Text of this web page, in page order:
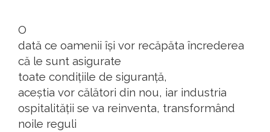
O
dată ce oamenii își vor recăpăta încrederea
că le sunt asigurate
toate condițiile de siguranță,
aceștia vor călători din nou, iar industria
ospitalității se va reinventa, transformând
noile reguli